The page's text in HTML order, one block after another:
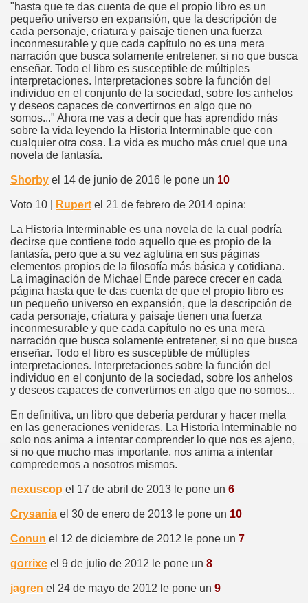
"hasta que te das cuenta de que el propio libro es un
pequeño universo en expansión, que la descripción de
cada personaje, criatura y paisaje tienen una fuerza
inconmesurable y que cada capítulo no es una mera
narración que busca solamente entretener, si no que busca
enseñar. Todo el libro es susceptible de múltiples
interpretaciones. Interpretaciones sobre la función del
individuo en el conjunto de la sociedad, sobre los anhelos
y deseos capaces de convertirnos en algo que no
somos..." Ahora me vas a decir que has aprendido más
sobre la vida leyendo la Historia Interminable que con
cualquier otra cosa. La vida es mucho más cruel que una
novela de fantasía.
Shorby el 14 de junio de 2016 le pone un 10
Voto 10 | Rupert el 21 de febrero de 2014 opina:
La Historia Interminable es una novela de la cual podría
decirse que contiene todo aquello que es propio de la
fantasía, pero que a su vez aglutina en sus páginas
elementos propios de la filosofía más básica y cotidiana.
La imaginación de Michael Ende parece crecer en cada
página hasta que te das cuenta de que el propio libro es
un pequeño universo en expansión, que la descripción de
cada personaje, criatura y paisaje tienen una fuerza
inconmesurable y que cada capítulo no es una mera
narración que busca solamente entretener, si no que busca
enseñar. Todo el libro es susceptible de múltiples
interpretaciones. Interpretaciones sobre la función del
individuo en el conjunto de la sociedad, sobre los anhelos
y deseos capaces de convertirnos en algo que no somos...
En definitiva, un libro que debería perdurar y hacer mella
en las generaciones venideras. La Historia Interminable no
solo nos anima a intentar comprender lo que nos es ajeno,
si no que mucho mas importante, nos anima a intentar
compredernos a nosotros mismos.
nexuscop el 17 de abril de 2013 le pone un 6
Crysania el 30 de enero de 2013 le pone un 10
Conun el 12 de diciembre de 2012 le pone un 7
gorrixe el 9 de julio de 2012 le pone un 8
jagren el 24 de mayo de 2012 le pone un 9